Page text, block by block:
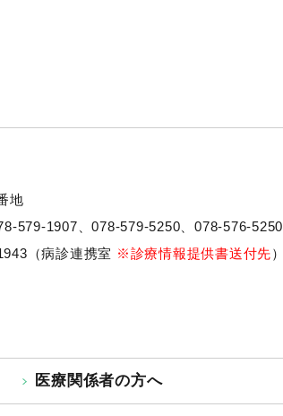
地
579-1907、078-579-5250、 078-576-5250
（病診連携室 ※診療情報提供書送付先）
医療関係者の方へ